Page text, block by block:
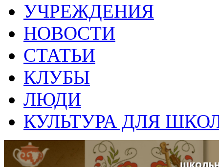
УЧРЕЖДЕНИЯ
НОВОСТИ
СТАТЬИ
КЛУБЫ
ЛЮДИ
КУЛЬТУРА ДЛЯ